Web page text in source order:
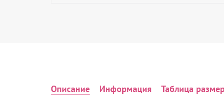
Описание Информация Таблица